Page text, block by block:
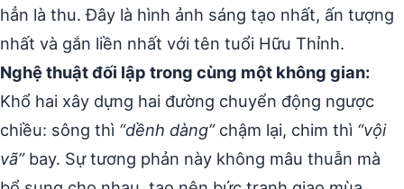
hẳn là thu. Đây là hình ảnh sáng tạo nhất, ấn tượng
nhất và gắn liền nhất với tên tuổi Hữu Thỉnh.
Nghệ thuật đối lập trong cùng một không gian:
Khổ hai xây dựng hai đường chuyển động ngược
chiều: sông thì “dềnh dàng”chậm lại, chim thì “vội
vã”bay. Sự tương phản này không mâu thuẫn mà